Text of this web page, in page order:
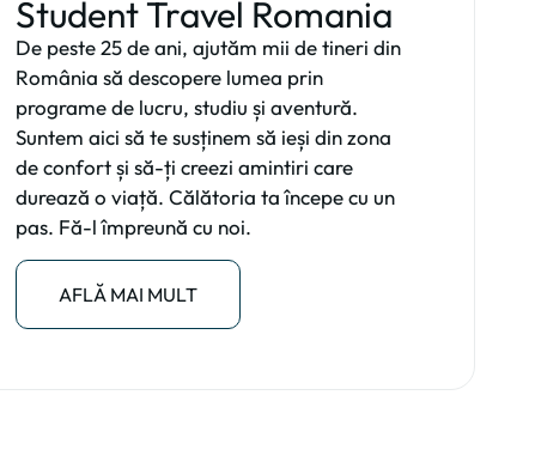
Student Travel Romania
De peste 25 de ani, ajutăm mii de tineri din
România să descopere lumea prin
programe de lucru, studiu și aventură.
Suntem aici să te susținem să ieși din zona
de confort și să-ți creezi amintiri care
durează o viață. Călătoria ta începe cu un
pas. Fă-l împreună cu noi.
AFLĂ MAI MULT